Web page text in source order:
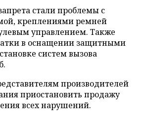
стали проблемы с
креплениями ремней
управлением. Также
в оснащении защитными
систем вызова
производителей
приостановить продажу
всех нарушений.